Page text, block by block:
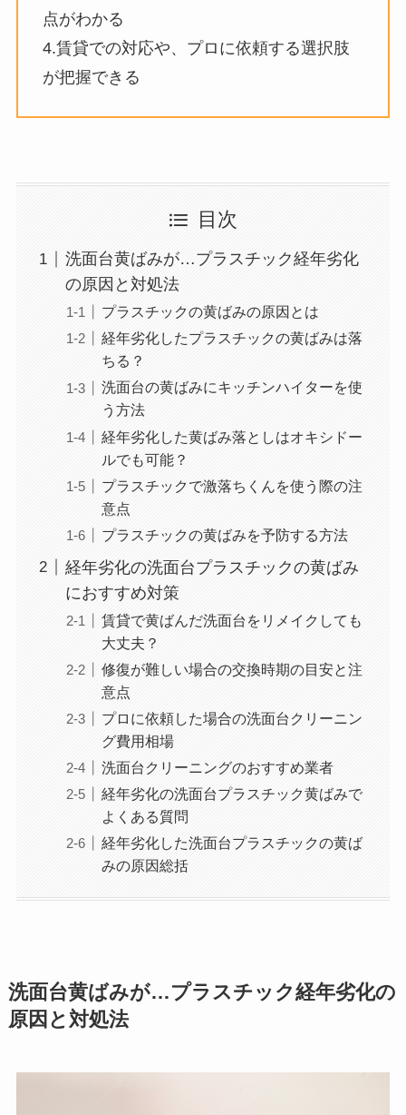
点がわかる
4.賃貸での対応や、プロに依頼する選択肢
が把握できる
目次
洗面台黄ばみが…プラスチック経年劣化
の原因と対処法
プラスチックの黄ばみの原因とは
経年劣化したプラスチックの黄ばみは落
ちる？
洗面台の黄ばみにキッチンハイターを使
う方法
経年劣化した黄ばみ落としはオキシドー
ルでも可能？
プラスチックで激落ちくんを使う際の注
意点
プラスチックの黄ばみを予防する方法
経年劣化の洗面台プラスチックの黄ばみ
におすすめ対策
賃貸で黄ばんだ洗面台をリメイクしても
大丈夫？
修復が難しい場合の交換時期の目安と注
意点
プロに依頼した場合の洗面台クリーニン
グ費用相場
洗面台クリーニングのおすすめ業者
経年劣化の洗面台プラスチック黄ばみで
よくある質問
経年劣化した洗面台プラスチックの黄ば
みの原因総括
洗面台黄ばみが…プラスチック経年劣化の
原因と対処法